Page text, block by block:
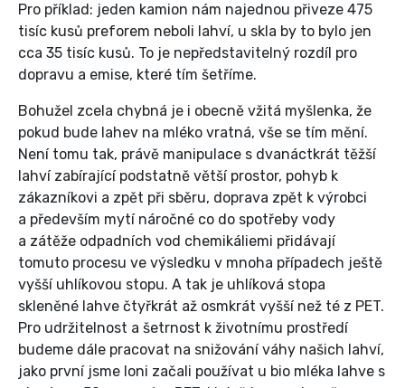
Pro příklad: jeden kamion nám najednou přiveze 475
tisíc kusů preforem neboli lahví, u skla by to bylo jen
cca 35 tisíc kusů. To je nepředstavitelný rozdíl pro
dopravu a emise, které tím šetříme.
Bohužel zcela chybná je i obecně vžitá myšlenka, že
pokud bude lahev na mléko vratná, vše se tím mění.
Není tomu tak, právě manipulace s dvanáctkrát těžší
lahví zabírající podstatně větší prostor, pohyb k
zákazníkovi a zpět při sběru, doprava zpět k výrobci
a především mytí náročné co do spotřeby vody
a zátěže odpadních vod chemikáliemi přidávají
tomuto procesu ve výsledku v mnoha případech ještě
vyšší uhlíkovou stopu. A tak je uhlíková stopa
skleněné lahve čtyřkrát až osmkrát vyšší než té z PET.
Pro udržitelnost a šetrnost k životnímu prostředí
budeme dále pracovat na snižování váhy našich lahví,
jako první jsme loni začali používat u bio mléka lahve s